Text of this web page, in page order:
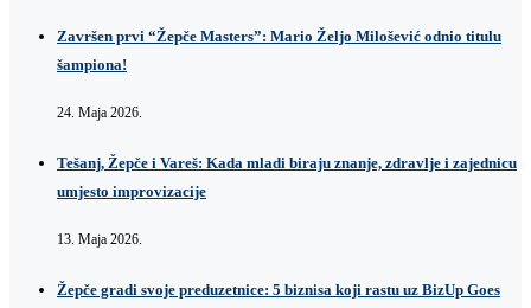
Završen prvi “Žepče Masters”: Mario Željo Milošević odnio titulu
šampiona!
24. Maja 2026.
Tešanj, Žepče i Vareš: Kada mladi biraju znanje, zdravlje i zajednicu
umjesto improvizacije
13. Maja 2026.
Žepče gradi svoje preduzetnice: 5 biznisa koji rastu uz BizUp Goes